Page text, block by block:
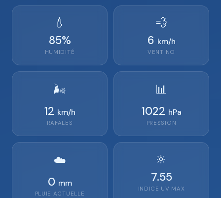
💧
85%
HUMIDITÉ
💨
6 km/h
VENT NO
🌬️
12 km/h
RAFALES
📊
1022 hPa
PRESSION
☁️
0 mm
PLUIE ACTUELLE
🔆
7.55
INDICE UV MAX